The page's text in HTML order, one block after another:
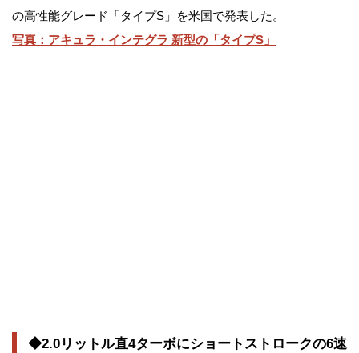
の高性能グレード「タイプS」を米国で発表した。
写真：アキュラ・インテグラ 新型の「タイプS」
◆2.0リットル直4ターボにショートストロークの6速